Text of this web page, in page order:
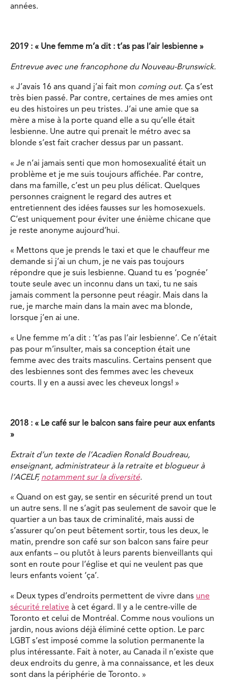
années.
2019 : « Une femme m’a dit : t’as pas l’air lesbienne »
Entrevue avec une francophone du Nouveau-Brunswick.
« J’avais 16 ans quand j’ai fait mon coming out. Ça s’est
très bien passé. Par contre, certaines de mes amies ont
eu des histoires un peu tristes. J’ai une amie que sa
mère a mise à la porte quand elle a su qu’elle était
lesbienne. Une autre qui prenait le métro avec sa
blonde s’est fait cracher dessus par un passant.
« Je n’ai jamais senti que mon homosexualité était un
problème et je me suis toujours affichée. Par contre,
dans ma famille, c’est un peu plus délicat. Quelques
personnes craignent le regard des autres et
entretiennent des idées fausses sur les homosexuels.
C’est uniquement pour éviter une énième chicane que
je reste anonyme aujourd’hui.
« Mettons que je prends le taxi et que le chauffeur me
demande si j’ai un chum, je ne vais pas toujours
répondre que je suis lesbienne. Quand tu es ‘pognée’
toute seule avec un inconnu dans un taxi, tu ne sais
jamais comment la personne peut réagir. Mais dans la
rue, je marche main dans la main avec ma blonde,
lorsque j’en ai une.
« Une femme m’a dit : ‘t’as pas l’air lesbienne’. Ce n’était
pas pour m’insulter, mais sa conception était une
femme avec des traits masculins. Certains pensent que
des lesbiennes sont des femmes avec les cheveux
courts. Il y en a aussi avec les cheveux longs! »
2018 : « Le café sur le balcon sans faire peur aux enfants
»
Extrait d’un texte de l’Acadien Ronald Boudreau,
enseignant, administrateur à la retraite et blogueur à
l’ACELF, notamment sur la diversité.
« Quand on est gay, se sentir en sécurité prend un tout
un autre sens. Il ne s’agit pas seulement de savoir que le
quartier a un bas taux de criminalité, mais aussi de
s’assurer qu’on peut bêtement sortir, tous les deux, le
matin, prendre son café sur son balcon sans faire peur
aux enfants – ou plutôt à leurs parents bienveillants qui
sont en route pour l’église et qui ne veulent pas que
leurs enfants voient ‘ça’.
« Deux types d’endroits permettent de vivre dans une
sécurité relative à cet égard. Il y a le centre-ville de
Toronto et celui de Montréal. Comme nous voulions un
jardin, nous avions déjà éliminé cette option. Le parc
LGBT s’est imposé comme la solution permanente la
plus intéressante. Fait à noter, au Canada il n’existe que
deux endroits du genre, à ma connaissance, et les deux
sont dans la périphérie de Toronto. »